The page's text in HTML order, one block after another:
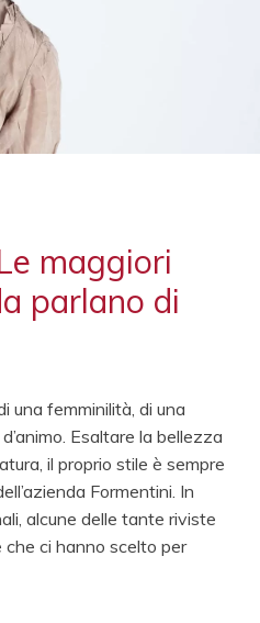
maggiori
parlano di
una femminilità, di una
Esaltare la bellezza
il proprio stile è sempre
Formentini. In
alcune delle tante riviste
ci hanno scelto per